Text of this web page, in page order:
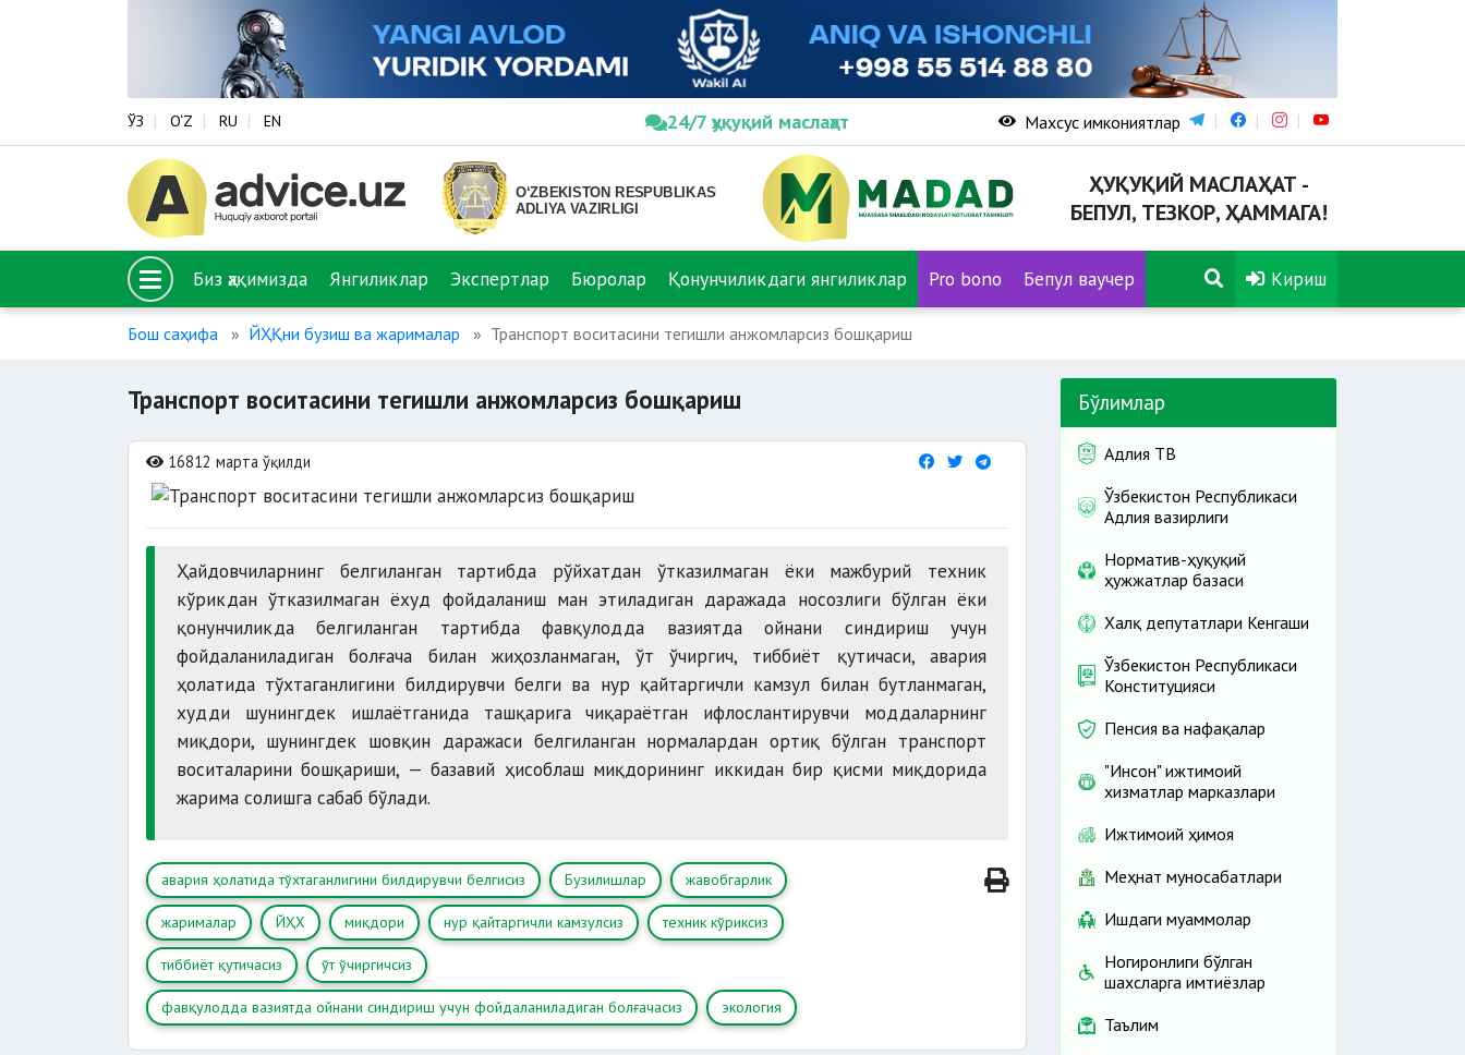
ЎЗ O‘Z RU EN 24/7 ҳуқуқий маслаҳат Махсус имкониятлар
ҲУҚУҚИЙ МАСЛАҲАТ -
БЕПУЛ, ТЕЗКОР, ҲАММАГА!
Биз ҳақимизда Янгиликлар Экспертлар Бюролар Қонунчиликдаги янгиликлар Pro bono Бепул ваучер Кириш
Бош саҳифа ЙҲҚни бузиш ва жарималар Транспорт воситасини тегишли анжомларсиз бошқариш
Транспорт воситасини тегишли анжомларсиз бошқариш
16812 марта ўқилди
Ҳайдовчиларнинг белгиланган тартибда рўйхатдан ўтказилмаган ёки мажбурий техник
кўрикдан ўтказилмаган ёхуд фойдаланиш ман этиладиган даражада носозлиги бўлган ёки
қонунчиликда белгиланган тартибда фавқулодда вазиятда ойнани синдириш учун
фойдаланиладиган болғача билан жиҳозланмаган, ўт ўчиргич, тиббиёт қутичаси, авария
ҳолатида тўхтаганлигини билдирувчи белги ва нур қайтаргичли камзул билан бутланмаган,
худди шунингдек ишлаётганида ташқарига чиқараётган ифлослантирувчи моддаларнинг
миқдори, шунингдек шовқин даражаси белгиланган нормалардан ортиқ бўлган транспорт
воситаларини бошқариши, — базавий ҳисоблаш миқдорининг иккидан бир қисми миқдорида
жарима солишга сабаб бўлади.
авария ҳолатида тўхтаганлигини билдирувчи белгисиз Бузилишлар жавобгарлик
жарималар ЙҲХ миқдори нур қайтаргичли камзулсиз техник кўриксиз
тиббиёт қутичасиз ўт ўчиргичсиз
фавқулодда вазиятда ойнани синдириш учун фойдаланиладиган болғачасиз экология
Бўлимлар
Адлия ТВ
Ўзбекистон Республикаси
Адлия вазирлиги
Норматив-ҳуқуқий
ҳужжатлар базаси
Халқ депутатлари Кенгаши
Ўзбекистон Республикаси
Конституцияси
Пенсия ва нафақалар
"Инсон" ижтимоий
хизматлар марказлари
Ижтимоий ҳимоя
Меҳнат муносабатлари
Ишдаги муаммолар
Ногиронлиги бўлган
шахсларга имтиёзлар
Таълим